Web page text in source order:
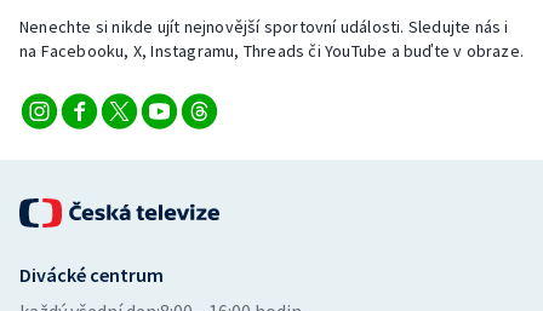
Sportovní střelba
Stolní tenis
Triatlon
Veslování
Vodní slalom
Nenechte si nikde ujít nejnovější sportovní události. Sledujte nás i
na Facebooku, X, Instagramu, Threads či YouTube a buďte v obraze.
Divácké centrum